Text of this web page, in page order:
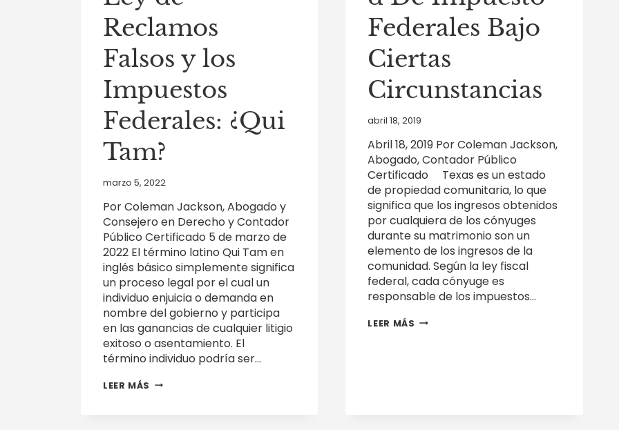
EJECUCIÓN
DE
DELITOS
Reclamos
Falsos y los
Impuestos
Federales: ¿Qui
Tam?
marzo 5, 2022
Por Coleman Jackson, Abogado y
Consejero en Derecho y Contador
Público Certificado 5 de marzo de
2022 El término latino Qui Tam en
inglés básico simplemente significa
un proceso legal por el cual un
individuo enjuicia o demanda en
nombre del gobierno y participa
en las ganancias de cualquier litigio
exitoso o asentamiento. El
término individuo podría ser…
LEER MÁS LO
Federales Bajo
Ciertas
Circunstancias
abril 18, 2019
Abril 18, 2019 Por Coleman Jackson,
Abogado, Contador Público
Certificado Texas es un estado
de propiedad comunitaria, lo que
significa que los ingresos obtenidos
por cualquiera de los cónyuges
durante su matrimonio son un
elemento de los ingresos de la
comunidad. Según la ley fiscal
federal, cada cónyuge es
responsable de los impuestos…
LEER MÁS UN